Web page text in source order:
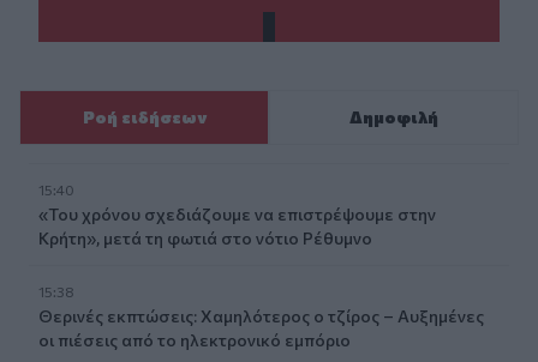
Ροή ειδήσεων Δημοφιλή
15:40
«Του χρόνου σχεδιάζουμε να επιστρέψουμε στην
Κρήτη», μετά τη φωτιά στο νότιο Ρέθυμνο
15:38
Θερινές εκπτώσεις: Χαμηλότερος ο τζίρος – Αυξημένες
οι πιέσεις από το ηλεκτρονικό εμπόριο